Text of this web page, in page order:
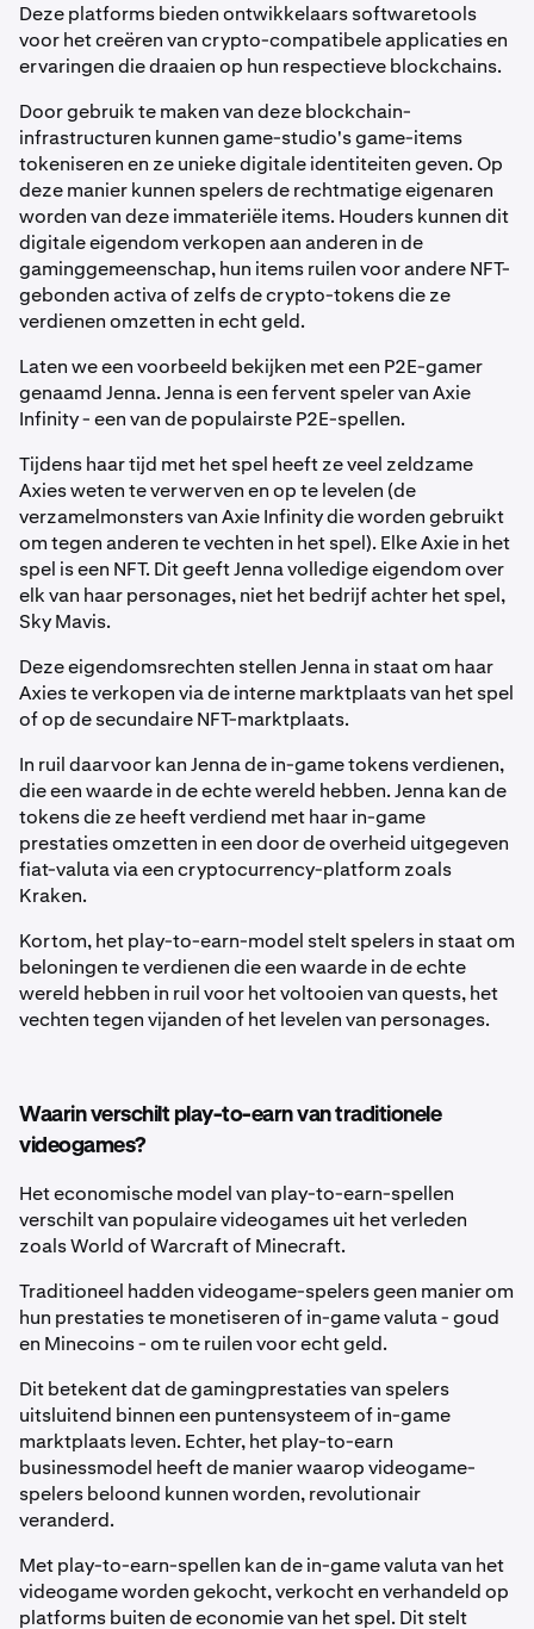
Deze platforms bieden ontwikkelaars softwaretools
voor het creëren van crypto-compatibele applicaties en
ervaringen die draaien op hun respectieve blockchains.
Door gebruik te maken van deze blockchain-
infrastructuren kunnen game-studio's game-items
tokeniseren en ze unieke digitale identiteiten geven. Op
deze manier kunnen spelers de rechtmatige eigenaren
worden van deze immateriële items. Houders kunnen dit
digitale eigendom verkopen aan anderen in de
gaminggemeenschap, hun items ruilen voor andere NFT-
gebonden activa of zelfs de crypto-tokens die ze
verdienen omzetten in echt geld.
Laten we een voorbeeld bekijken met een P2E-gamer
genaamd Jenna. Jenna is een fervent speler van Axie
Infinity - een van de populairste P2E-spellen.
Tijdens haar tijd met het spel heeft ze veel zeldzame
Axies weten te verwerven en op te levelen (de
verzamelmonsters van Axie Infinity die worden gebruikt
om tegen anderen te vechten in het spel). Elke Axie in het
spel is een NFT. Dit geeft Jenna volledige eigendom over
elk van haar personages, niet het bedrijf achter het spel,
Sky Mavis.
Deze eigendomsrechten stellen Jenna in staat om haar
Axies te verkopen via de interne marktplaats van het spel
of op de secundaire NFT-marktplaats.
In ruil daarvoor kan Jenna de in-game tokens verdienen,
die een waarde in de echte wereld hebben. Jenna kan de
tokens die ze heeft verdiend met haar in-game
prestaties omzetten in een door de overheid uitgegeven
fiat-valuta via een cryptocurrency-platform zoals
Kraken.
Kortom, het play-to-earn-model stelt spelers in staat om
beloningen te verdienen die een waarde in de echte
wereld hebben in ruil voor het voltooien van quests, het
vechten tegen vijanden of het levelen van personages.
Waarin verschilt play-to-earn van traditionele
videogames?
Het economische model van play-to-earn-spellen
verschilt van populaire videogames uit het verleden
zoals World of Warcraft of Minecraft.
Traditioneel hadden videogame-spelers geen manier om
hun prestaties te monetiseren of in-game valuta - goud
en Minecoins - om te ruilen voor echt geld.
Dit betekent dat de gamingprestaties van spelers
uitsluitend binnen een puntensysteem of in-game
marktplaats leven. Echter, het play-to-earn
businessmodel heeft de manier waarop videogame-
spelers beloond kunnen worden, revolutionair
veranderd.
Met play-to-earn-spellen kan de in-game valuta van het
videogame worden gekocht, verkocht en verhandeld op
platforms buiten de economie van het spel. Dit stelt